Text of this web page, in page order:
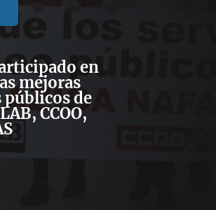
en
mejoras
públicos de
CCOO,